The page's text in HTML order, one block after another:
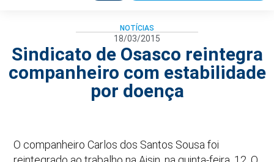
NOTÍCIAS
18/03/2015
Sindicato de Osasco reintegra
companheiro com estabilidade
por doença
O companheiro Carlos dos Santos Sousa foi